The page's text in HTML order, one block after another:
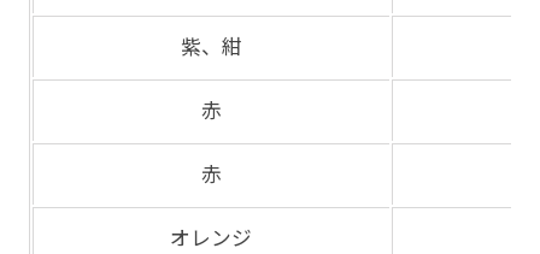
紫、紺
赤
赤
オレンジ